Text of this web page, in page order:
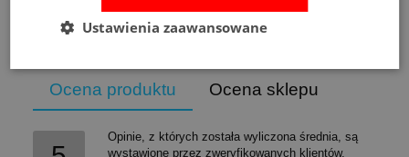
Opinie
Ocena produktu Ocena sklepu
Opinie, z których została wyliczona średnia, są
wystawione przez zweryfikowanych klientów,
Ustawienia zaawansowane